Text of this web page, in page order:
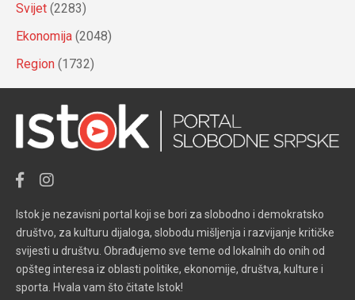
Svijet (2283)
Ekonomija (2048)
Region (1732)
Istok je nezavisni portal koji se bori za slobodno i demokratsko
društvo, za kulturu dijaloga, slobodu mišljenja i razvijanje kritičke
svijesti u društvu. Obrađujemo sve teme od lokalnih do onih od
opšteg interesa iz oblasti politike, ekonomije, društva, kulture i
sporta. Hvala vam što čitate Istok!